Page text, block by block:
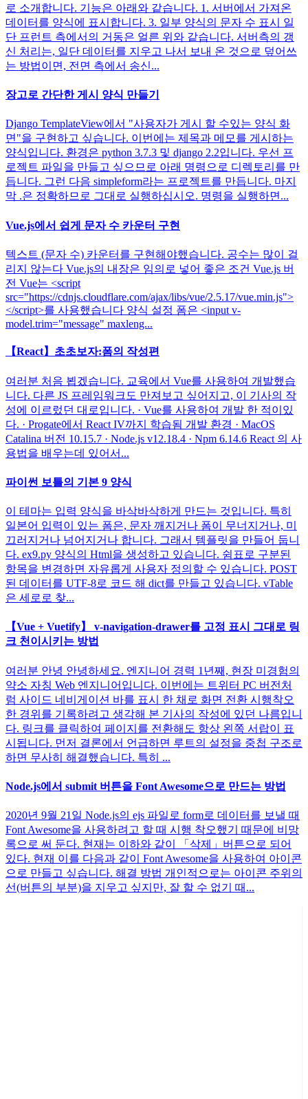
로 소개합니다. 기능은 아래와 같습니다. 1. 서버에서 가져온
데이터를 양식에 표시합니다. 3. 일부 양식의 문자 수 표시 일
단 프런트 측에서의 거동은 얼른 위와 같습니다. 서버측의 갱
신 처리는, 일단 데이터를 지우고 나서 보내 온 것으로 덮어쓰
는 방법이면, 전면 측에서 송신...
장고로 간단한 게시 양식 만들기
Django TemplateView에서 "사용자가 게시 할 수있는 양식 화
면"을 구현하고 싶습니다. 이번에는 제목과 메모를 게시하는
양식입니다. 환경은 python 3.7.3 및 django 2.2입니다. 우선 프
로젝트 파일을 만들고 싶으므로 아래 명령으로 디렉토리를 만
듭니다. 그런 다음 simpleform라는 프로젝트를 만듭니다. 마지
막 .은 정확하므로 그대로 실행하십시오. 명령을 실행하면...
Vue.js에서 쉽게 문자 수 카운터 구현
텍스트 (문자 수) 카운터를 구현해야했습니다. 공수는 많이 걸
리지 않는다 Vue.js의 내장은 임의로 넣어 좋은 조건 Vue.js 버
전 Vue는 <script
src="https://cdnjs.cloudflare.com/ajax/libs/vue/2.5.17/vue.min.js">
</script>를 사용했습니다 양식 설정 폼은 <input v-
model.trim="message" maxleng...
【React】초초보자:폼의 작성편
여러분 처음 뵙겠습니다. 교육에서 Vue를 사용하여 개발했습
니다. 다른 JS 프레임워크도 만져보고 싶어지고, 이 기사의 작
성에 이르렀던 대로입니다. · Vue를 사용하여 개발 한 적이있
다. · Progate에서 React IV까지 학습됨 개발 환경 · MacOS
Catalina 버전 10.15.7 · Node.js v12.18.4 · Npm 6.14.6 React 의 사
용법을 배우는데 있어서...
파이썬 보틀의 기본 9 양식
이 테마는 입력 양식을 바삭바삭하게 만드는 것입니다. 특히
일본어 입력이 있는 폼은, 문자 깨지거나 폼이 무너지거나, 미
끄러지거나 넘어지거나 합니다. 그래서 템플릿을 만들어 둡니
다. ex9.py 양식의 Html을 생성하고 있습니다. 쉼표로 구분된
항목을 변경하면 자유롭게 사용자 정의할 수 있습니다. POST
된 데이터를 UTF-8로 코드 해 dict를 만들고 있습니다. vTable
은 세로로 찾...
【Vue + Vuetify】 v-navigation-drawer를 고정 표시 그대로 링
크 천이시키는 방법
여러분 안녕 안녕하세요. 엔지니어 경력 1년째, 현장 미경험의
약소 자칭 Web 엔지니어입니다. 이번에는 트위터 PC 버전처
럼 사이드 네비게이션 바를 표시 한 채로 화면 전환 시행착오
한 경위를 기록하려고 생각해 본 기사의 작성에 있던 나름입니
다. 링크를 클릭하여 페이지를 전환해도 항상 왼쪽 서랍이 표
시됩니다. 먼저 결론에서 언급하면 루트의 설정을 중첩 구조로
하면 무사히 해결했습니다. 특히 ...
Node.js에서 submit 버튼을 Font Awesome으로 만드는 방법
2020년 9월 21일 Node.js의 ejs 파일로 form로 데이터를 보낼 때
Font Awesome을 사용하려고 할 때 시행 착오했기 때문에 비망
록으로 써 둔다. 현재는 이하와 같이 「삭제」버튼으로 되어
있다. 현재 이를 다음과 같이 Font Awesome을 사용하여 아이콘
으로 만들고 싶습니다. 해결 방법 개인적으로는 아이콘 주위의
선(버튼의 부분)을 지우고 싶지만, 잘 할 수 없기 때...